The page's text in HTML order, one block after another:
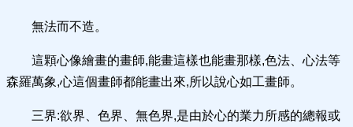
無法而不造。
這顆心像繪畫的畫師,能畫這樣也能畫那樣,色法、心法等
森羅萬象,心這個畫師都能畫出來,所以說心如工畫師。
三界:欲界、色界、無色界,是由於心的業力所感的總報或